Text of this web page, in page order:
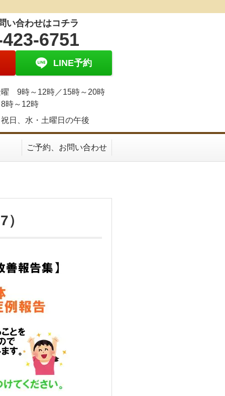
い合わせはコチラ
6751
LINE予約
曜 9時～12時／15時～20時
時～12時
日、水・土曜日の午後
ご予約、お問い合わせ